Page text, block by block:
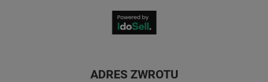
ADRES ZWROTU